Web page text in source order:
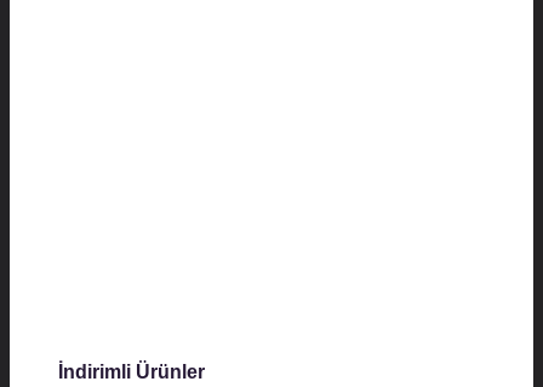
İndirimli Ürünler